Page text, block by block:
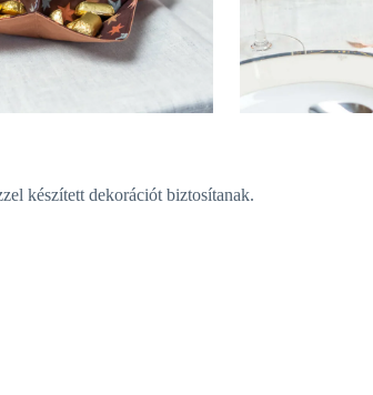
készített dekorációt biztosítanak.